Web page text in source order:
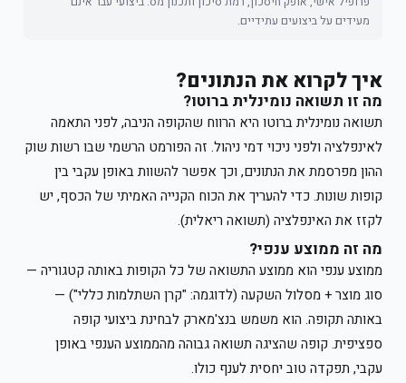
מעידים על ביצועים עתידיים.
איך לקרוא את הנתונים?
מה זו תשואה נומינלית ברוטו?
תשואה נומינלית ברוטו היא הרווח שהקופה הניבה, לפני התאמה
לאינפלציה ולפני ניכוי דמי ניהול. זה הפורמט הרשמי שבו רשות שוק
ההון מפרסמת את הנתונים, וכך אפשר להשוות באופן עקבי בין
קופות שונות. כדי להעריך את הכוח הקנייה האמיתי של הכסף, יש
לקזז את האינפלציה (תשואה ריאלית).
מה זה ממוצע ענפי?
ממוצע ענפי הוא ממוצע התשואה של כל הקופות באותה קטגוריה —
סוג מוצר + מסלול השקעה (לדוגמה: "קרן השתלמות כללי") —
באותה תקופה. הוא משמש בנצ'מארק לבחינת ביצועי קופה
ספציפית. קופה שהציגה תשואה גבוהה מהממוצע הענפי באופן
עקבי, תפקדה טוב יחסית לענף כולו.